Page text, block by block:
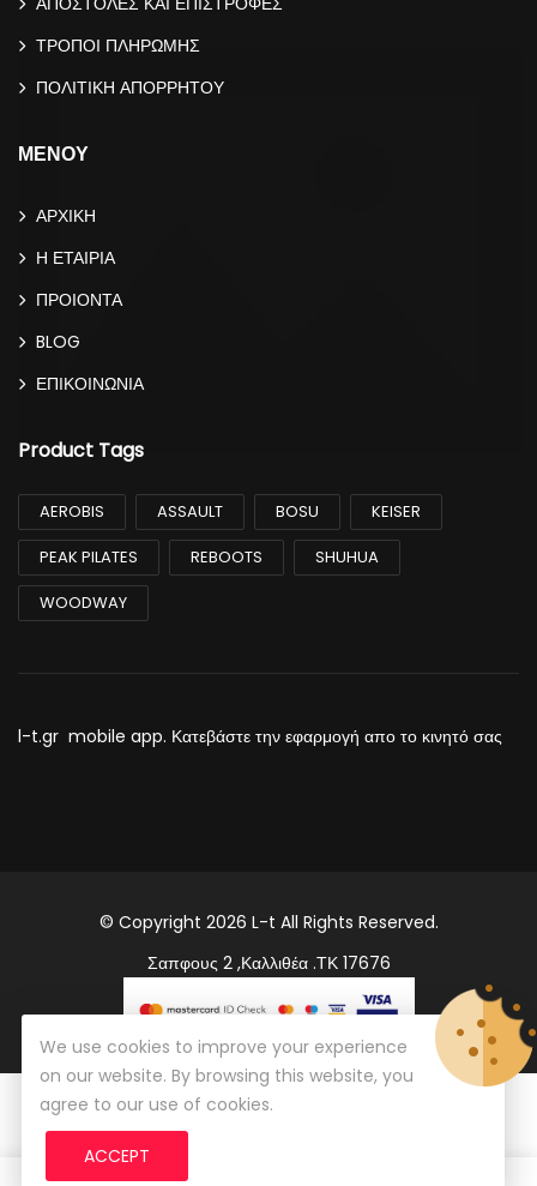
ΤΡΟΠΟΙ ΠΛΗΡΩΜΗΣ
ΠΟΛΙΤΙΚΗ ΑΠΟΡΡΗΤΟΥ
ΜΕΝΟΥ
ΑΡΧΙΚΗ
Η ΕΤΑΙΡΙΑ
ΠΡΟΙΟΝΤΑ
BLOG
ΕΠΙΚΟΙΝΩΝΙΑ
Product Tags
AEROBIS ASSAULT BOSU
KEISER
PEAK PILATES
REBOOTS
SHUHUA
WOODWAY
l-t.gr mobile app. Κατεβάστε την εφαρμογή απο το κινητό σας
© Copyright 2026 L-t All Rights Reserved.
Σαπφους 2 ,Καλλιθέα .ΤΚ 17676
We use cookies to improve your experience
on our website. By browsing this website, you
agree to our use of cookies.
ACCEPT